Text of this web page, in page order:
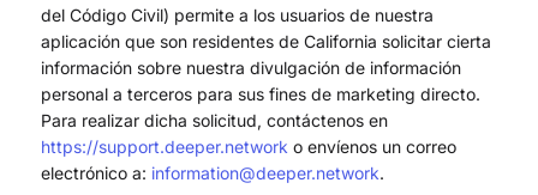
del Código Civil) permite a los usuarios de nuestra
aplicación que son residentes de California solicitar cierta
información sobre nuestra divulgación de información
personal a terceros para sus fines de marketing directo.
Para realizar dicha solicitud, contáctenos en
https://support.deeper.network o envíenos un correo
electrónico a: information@deeper.network.